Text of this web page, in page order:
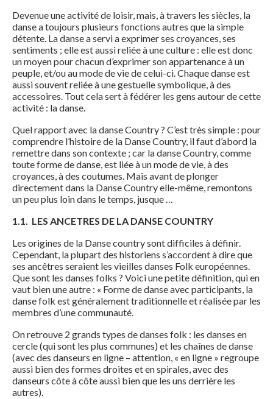
Devenue une activité de loisir, mais, à travers les siècles, la
danse a toujours plusieurs fonctions autres que la simple
détente. La danse a servi a exprimer ses croyances, ses
sentiments ; elle est aussi reliée à une culture : elle est donc
un moyen pour chacun d’exprimer son appartenance à un
peuple, et/ou au mode de vie de celui-ci. Chaque danse est
aussi souvent reliée à une gestuelle symbolique, à des
accessoires. Tout cela sert à fédérer les gens autour de cette
activité : la danse.
Quel rapport avec la danse Country ? C’est très simple : pour
comprendre l’histoire de la Danse Country, il faut d’abord la
remettre dans son contexte ; car la danse Country, comme
toute forme de danse, est liée à un mode de vie, à des
croyances, à des coutumes. Mais avant de plonger
directement dans la Danse Country elle-même, remontons
un peu plus loin dans le temps, jusque …
1.1. LES ANCETRES DE LA DANSE COUNTRY
Les origines de la Danse country sont difficiles à définir.
Cependant, la plupart des historiens s’accordent à dire que
ses ancêtres seraient les vieilles danses Folk européennes.
Que sont les danses folks ? Voici une petite définition, qui en
vaut bien une autre : « Forme de danse avec participants, la
danse folk est généralement traditionnelle et réalisée par les
membres d’une communauté.
On retrouve 2 grands types de danses folk : les danses en
cercle (qui sont les plus communes) et les chaînes de danse
(avec des danseurs en ligne – attention, « en ligne » regroupe
aussi bien des formes droites et en spirales, avec des
danseurs côte à côte aussi bien que les uns derrière les
autres).